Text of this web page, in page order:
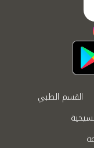
القسم الطبي